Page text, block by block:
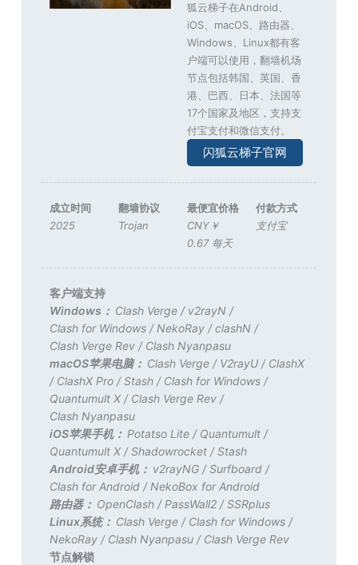
狐云梯子在Android、
iOS、macOS、路由器、
Windows、Linux都有客
户端可以使用，翻墙机场
节点包括韩国、英国、香
港、巴西、日本、法国等
17个国家及地区，支持支
付宝支付和微信支付。
闪狐云梯子官网
成立时间
2025
翻墙协议
Trojan
最便宜价格
CNY￥
0.67 每天
付款方式
支付宝
客户端支持
Windows： Clash Verge / v2rayN /
Clash for Windows / NekoRay /clashN /
Clash Verge Rev / Clash Nyanpasu
macOS苹果电脑： Clash Verge / V2rayU / ClashX
/ ClashX Pro /Stash / Clash for Windows /
Quantumult X / Clash Verge Rev /
Clash Nyanpasu
iOS苹果手机： Potatso Lite / Quantumult /
Quantumult X /Shadowrocket /Stash
Android安卓手机： v2rayNG /Surfboard /
Clash for Android / NekoBox for Android
路由器： OpenClash / PassWall2 /SSRplus
Linux系统： Clash Verge / Clash for Windows /
NekoRay / Clash Nyanpasu / Clash Verge Rev
节点解锁